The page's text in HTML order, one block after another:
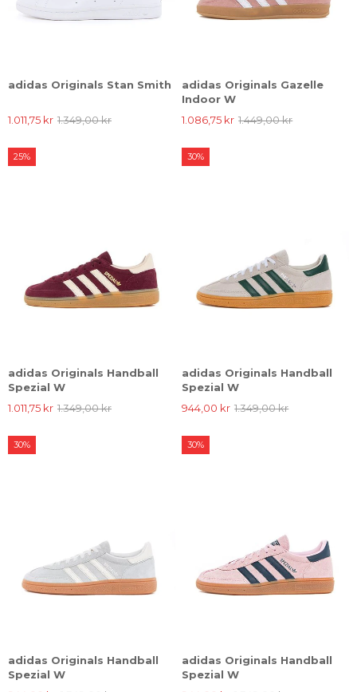
adidas Originals Stan Smith
1.011,75 kr 1.349,00 kr
adidas Originals Gazelle
Indoor W
1.086,75 kr 1.449,00 kr
adidas Originals Handball
Spezial W
1.011,75 kr 1.349,00 kr
25%
adidas Originals Handball
Spezial W
944,00 kr 1.349,00 kr
30%
adidas Originals Handball
Spezial W
30%
adidas Originals Handball
Spezial W
30%